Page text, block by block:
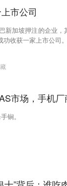
市公司
新加坡押注的企业
收获一家上市公司。
市场，手机
锏。